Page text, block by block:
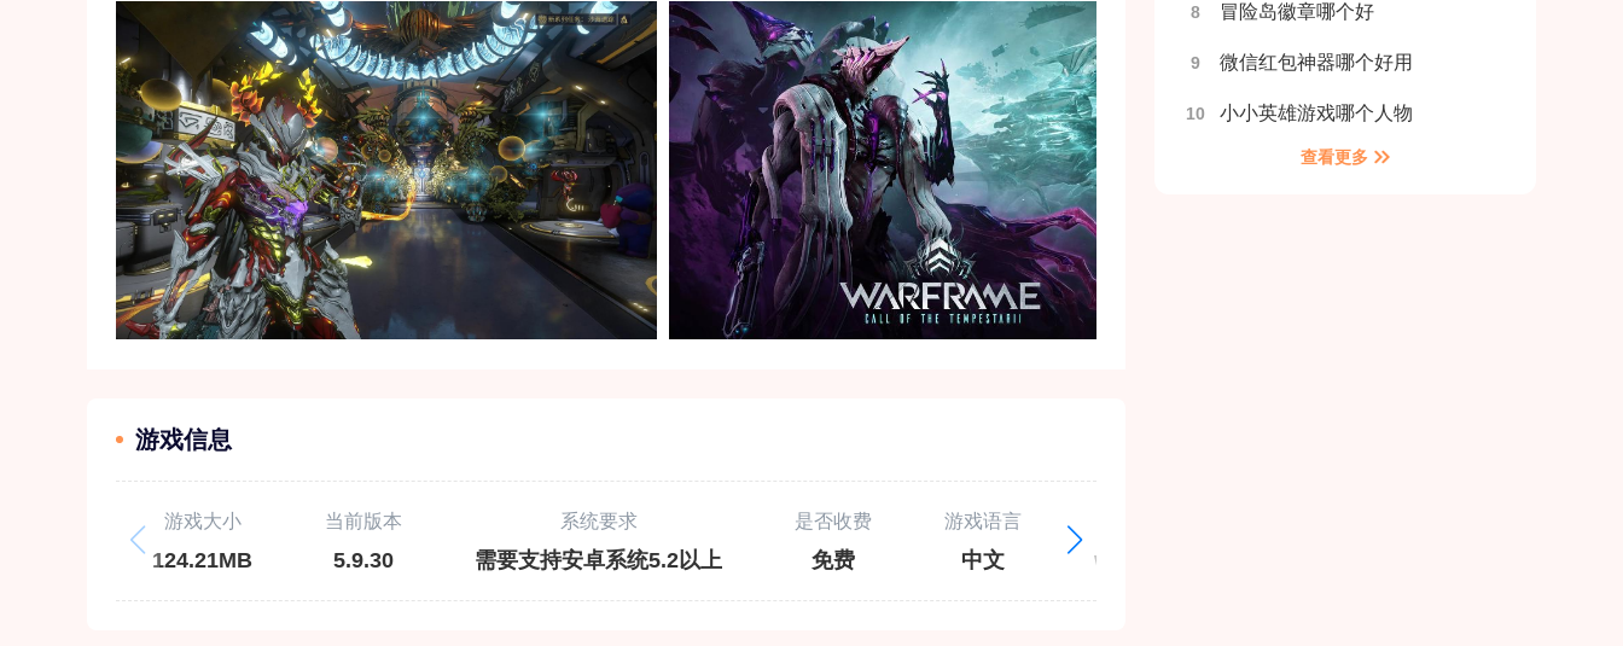
游戏信息
游戏大小
124.21MB
当前版本
5.9.30
系统要求
需要支持安卓系统5.2以上
是否收费
免费
游戏语言
中文 warframe安卓版下载
8 冒险岛徽章哪个好
9 微信红包神器哪个好用
10 小小英雄游戏哪个人物
查看更多